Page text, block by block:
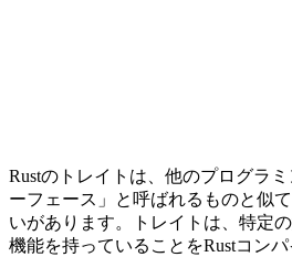
Rustのトレイトは、他のプログラ
ーフェース」と呼ばれるものと似
いがあります。トレイトは、特定
機能を持っていることをRustコン